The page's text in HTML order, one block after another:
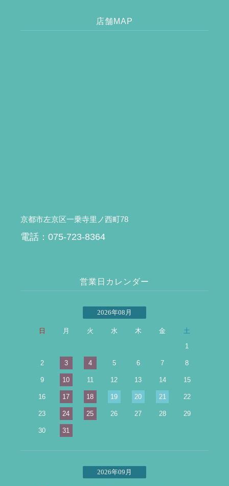
店舗MAP
京都市左京区一乗寺里ノ西町78
電話：075-723-8364
営業日カレンダー
2026年08月
日 月 火 水 木 金
土
1
2 3 4 5 6 7 8
9 10 11 12 13 14 15
16 17 18 19 20 21 22
23 24 25 26 27 28 29
30 31
2026年09月